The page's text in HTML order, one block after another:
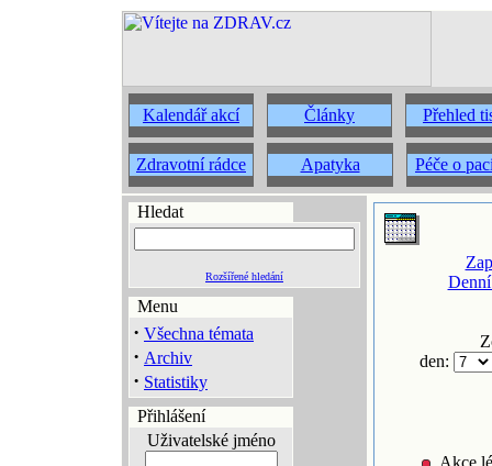
Kalendář akcí Články Přehled
Zdravotní rádce Apatyka Péče o
Hledat
Rozšířené hledání
Menu
· Všechna témata
· Archiv
· Statistiky
Přihlášení
Uživatelské jméno
den:
Akce